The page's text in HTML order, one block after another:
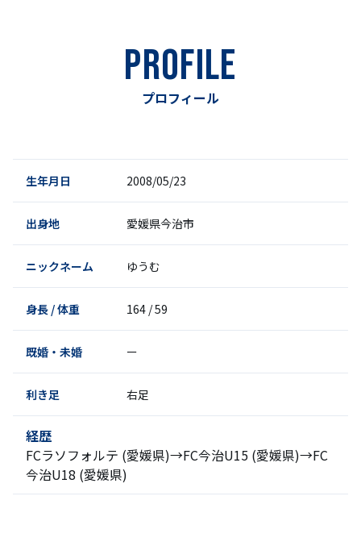
PROFILE
プロフィール
生年月日 2008/05/23
出身地 愛媛県今治市
ニックネーム ゆうむ
身長 / 体重 164 / 59
既婚・未婚 ー
利き足 右足
経歴
FCラソフォルテ (愛媛県)→FC今治U15 (愛媛県)→FC
今治U18 (愛媛県)